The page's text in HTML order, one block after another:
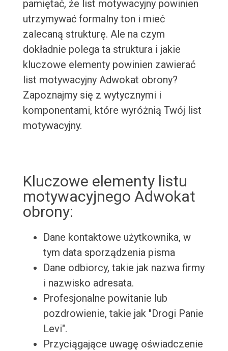
pamiętać, że list motywacyjny powinien
utrzymywać formalny ton i mieć
zalecaną strukturę. Ale na czym
dokładnie polega ta struktura i jakie
kluczowe elementy powinien zawierać
list motywacyjny Adwokat obrony?
Zapoznajmy się z wytycznymi i
komponentami, które wyróżnią Twój list
motywacyjny.
Kluczowe elementy listu
motywacyjnego Adwokat
obrony:
Dane kontaktowe użytkownika, w
tym data sporządzenia pisma
Dane odbiorcy, takie jak nazwa firmy
i nazwisko adresata.
Profesjonalne powitanie lub
pozdrowienie, takie jak "Drogi Panie
Levi".
Przyciągające uwagę oświadczenie